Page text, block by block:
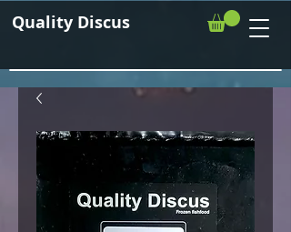
Quality Discus